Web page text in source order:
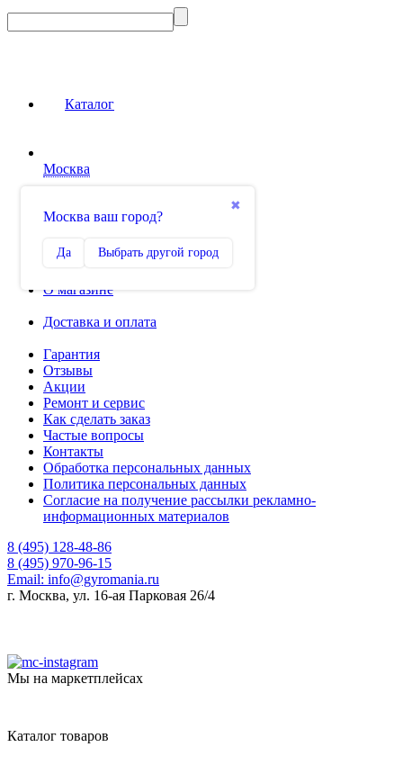
Каталог
Москва
✖
Москва ваш город?
Да Выбрать другой город
0
Избранное
О магазине
Доставка и оплата
Гарантия
Отзывы
Акции
Ремонт и сервис
Как сделать заказ
Частые вопросы
Контакты
Обработка персональных данных
Политика персональных данных
Согласие на получение рассылки рекламно-
информационных материалов
8 (495) 128-48-86
8 (495) 970-96-15
Email: info@gyromania.ru
г. Москва, ул. 16-ая Парковая 26/4
Мы на маркетплейсах
Каталог товаров